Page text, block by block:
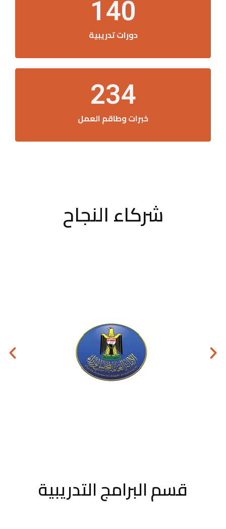
دورات تدريبية
140
خبرات وطاقم العمل
234
شركاء النجاح
قسم البرامج التدريبية